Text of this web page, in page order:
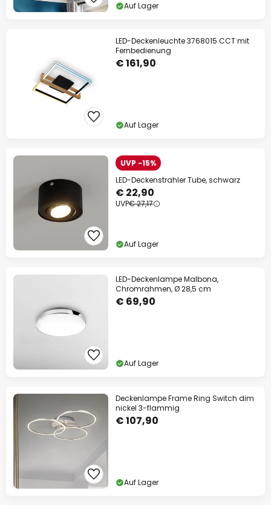
Auf Lager
LED-Deckenleuchte 3768015 CCT mit
Fernbedienung
€ 161,90
Auf Lager
UVP -15%
LED-Deckenstrahler Tube, schwarz
€ 22,90
UVP€ 27,17
Auf Lager
LED-Deckenlampe Malbona,
Chromrahmen, Ø 28,5 cm
€ 69,90
Auf Lager
Deckenlampe Frame Ring Switch dim
nickel 3-flammig
€ 107,90
Auf Lager